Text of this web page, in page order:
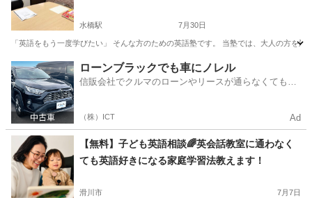
水橋駅 7月30日
「英語をもう一度学びたい」 そんな方のための英語塾です。 当塾では、大人の方を
富山 富山市 水橋駅 英語 大人
ローンブラックでも車にノレル
信販会社でクルマのローンやリースが通らなくてもク
（株）ICT Ad
【無料】子ども英語相談🌈英会話教室に通わなく
ても英語好きになる家庭学習法教えます！
滑川市 7月7日